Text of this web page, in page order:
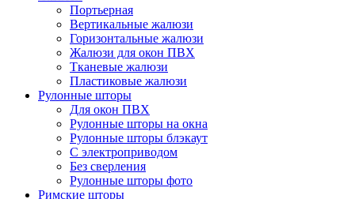
Портьерная
Вертикальные жалюзи
Горизонтальные жалюзи
Жалюзи для окон ПВХ
Тканевые жалюзи
Пластиковые жалюзи
Рулонные шторы
Для окон ПВХ
Рулонные шторы на окна
Рулонные шторы блэкаут
С электроприводом
Без сверления
Рулонные шторы фото
Римские шторы